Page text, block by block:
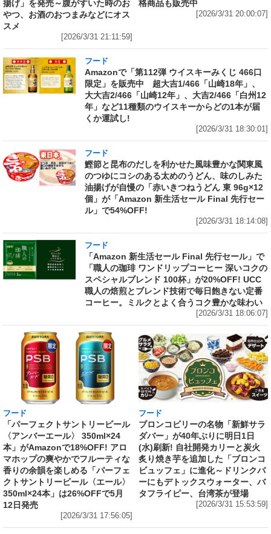
揚げ」を発売～腹がすいた時のお
やつ、お酒のおつまみなどにオス
スメ
[2026/3/31 21:11:59]
格商品も販売中
[2026/3/31 20:00:07]
フード
Amazonで「第112弾 ウイスキーみくじ 466口
限定」を販売中 超大吉1/466「山崎18年」、
大大吉2/466「山崎12年」、大吉2/466「白州12
年」など11種類のウイスキーからどの1本が届
くか運試し!
[2026/3/31 18:30:01]
フード
鰹節と昆布のだしを利かせた風味豊かな関東風
のつゆにコシのある太めのうどん、味のしみた
油揚げが自慢の「赤いきつねうどん 東 96g×12
個」が「Amazon 新生活セール Final 先行セー
ル」で54%OFF!
[2026/3/31 18:14:08]
フード
「Amazon 新生活セール Final 先行セール」で
「職人の珈琲 ワンドリップコーヒー 深いコクの
スペシャルブレンド 100杯」が20%OFF! UCC
職人の焙煎とブレンド技術で毎日飽きない定番
コーヒー。ミルクとよく合うコク豊かな味わい
[2026/3/31 18:06:07]
フード
「パーフェクトサントリービール
〈アンバーエール〉 350ml×24
本」がAmazonで18%OFF! アロ
マホップの爽やかでフルーティな
香りの余韻を楽しめる「パーフェ
クトサントリービール〈エール〉
350ml×24本」は26%OFFで5月
12日発売
[2026/3/31 17:56:05]
フード
ブロンコビリーの名物「新鮮サラ
ダバー」が40年ぶりに明日1日
(水)刷新! 自社開発カリーと炭火
炙り焼き芋を追加した「ブロンコ
ビュッフェ」に進化～ドリンクバ
ーにもデトックスウォーター、バ
タフライピー、台湾茶が登場
[2026/3/31 15:53:59]